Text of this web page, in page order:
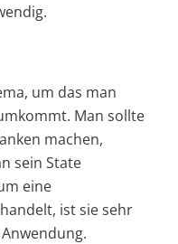
um das man
Man sollte
machen,
sein State
eine
ist sie sehr